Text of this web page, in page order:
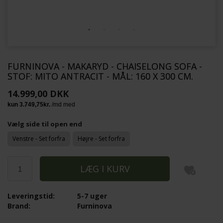
FURNINOVA - MAKARYD - CHAISELONG SOFA -
STOF: MITO ANTRACIT - MÅL: 160 X 300 CM.
14.999,00 DKK
Vælg side til open end
Venstre - Set forfra Højre - Set forfra
5-7 uger
Leveringstid:
Furninova
Brand: